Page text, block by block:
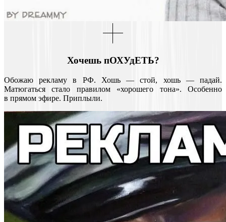
Хочешь пОХУдЕТЬ?
Обожаю рекламу в РФ. Хошь — стой, хошь — падай.
Матюгаться стало правилом «хорошего тона». Особенно
в прямом эфире. Приплыли.